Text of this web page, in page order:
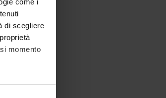
come i
di scegliere
momento